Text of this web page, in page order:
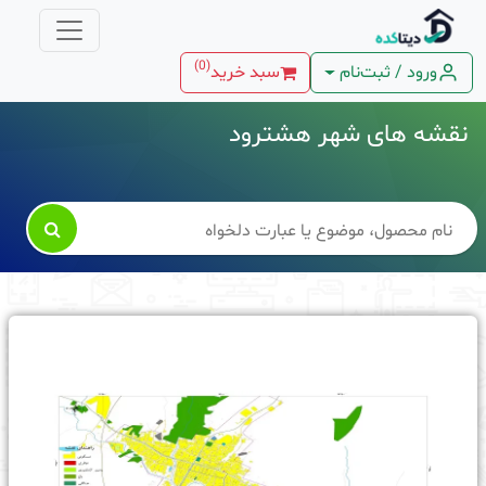
ورود / ثبت‌نام سبد خرید(
0
)
نقشه های شهر هشترود
